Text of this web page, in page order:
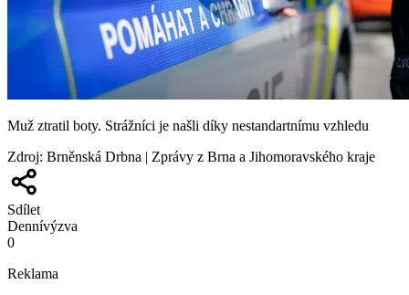
Muž ztratil boty. Strážníci je našli díky nestandartnímu vzhledu
Zdroj: Brněnská Drbna | Zprávy z Brna a Jihomoravského kraje
Sdílet
Dennívýzva
0
Reklama